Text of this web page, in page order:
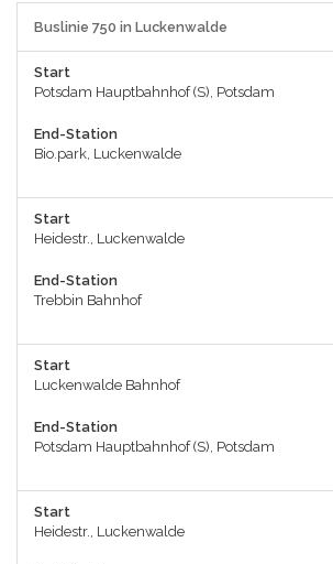
Buslinie 750 in Luckenwalde
Start
Potsdam Hauptbahnhof (S), Potsdam
End-Station
Bio.park, Luckenwalde
Start
Heidestr., Luckenwalde
End-Station
Trebbin Bahnhof
Start
Luckenwalde Bahnhof
End-Station
Potsdam Hauptbahnhof (S), Potsdam
Start
Heidestr., Luckenwalde